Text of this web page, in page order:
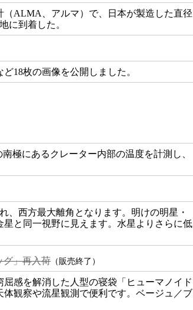
ALMA、アルマ）で、日本が製造した直径
に到着した。
18枚の画像を公開しました。
南極にあるクレーター内部の温度を計測し、
、西方最大離角となります。明けの明星・
と同一視野に見えます。水星よりさらに低
グ」再入荷 （販売終了）
感を解消した人型の寝袋「ヒューマノイド
観察や流星観測で便利です。ベージュ／ブ